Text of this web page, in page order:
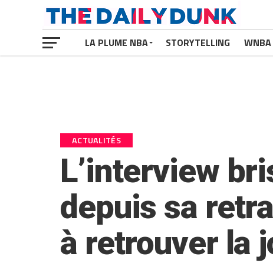
LA PLUME NBA STORYTELLING WNBA
ACTUALITÉS
L’interview
depuis sa
à retrouver la